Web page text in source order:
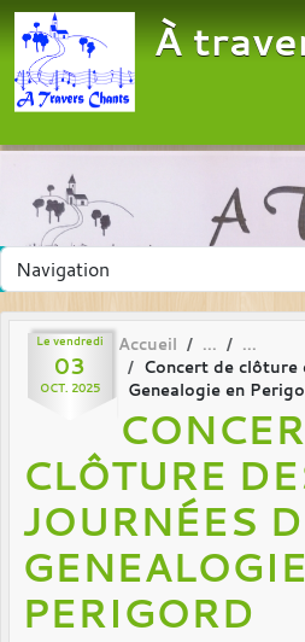
À
Le vendredi
03
OCT. 2025
Accueil
Concert de clôture
Genealogie en
CLÔTURE
JOURNÉES
PERIGORD
Panneau de gestion des cookies